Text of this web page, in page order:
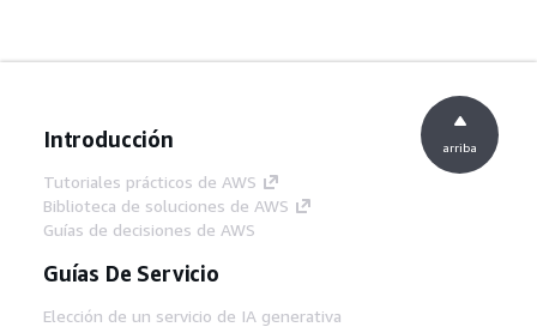
Introducción
Tutoriales prácticos de AWS
Biblioteca de soluciones de AWS
Guías de decisiones de AWS
Guías De Servicio
Elección de un servicio de IA generativa
arriba